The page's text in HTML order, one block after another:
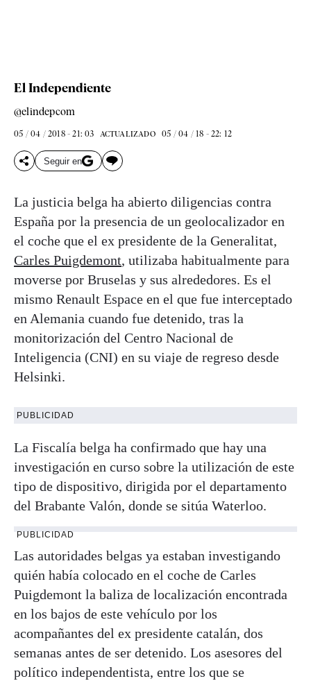
El Independiente
@elindepcom
05 / 04 / 2018 - 21: 03 ACTUALIZADO 05 / 04 / 18 - 22: 12
Seguir en
La justicia belga ha abierto diligencias contra
España por la presencia de un geolocalizador en
el coche que el ex presidente de la Generalitat,
Carles Puigdemont, utilizaba habitualmente para
moverse por Bruselas y sus alrededores. Es el
mismo Renault Espace en el que fue interceptado
en Alemania cuando fue detenido, tras la
monitorización del Centro Nacional de
Inteligencia (CNI) en su viaje de regreso desde
Helsinki.
PUBLICIDAD
La Fiscalía belga ha confirmado que hay una
investigación en curso sobre la utilización de este
tipo de dispositivo, dirigida por el departamento
del Brabante Valón, donde se sitúa Waterloo.
PUBLICIDAD
Las autoridades belgas ya estaban investigando
quién había colocado en el coche de Carles
Puigdemont la baliza de localización encontrada
en los bajos de este vehículo por los
acompañantes del ex presidente catalán, dos
semanas antes de ser detenido. Los asesores del
político independentista, entre los que se